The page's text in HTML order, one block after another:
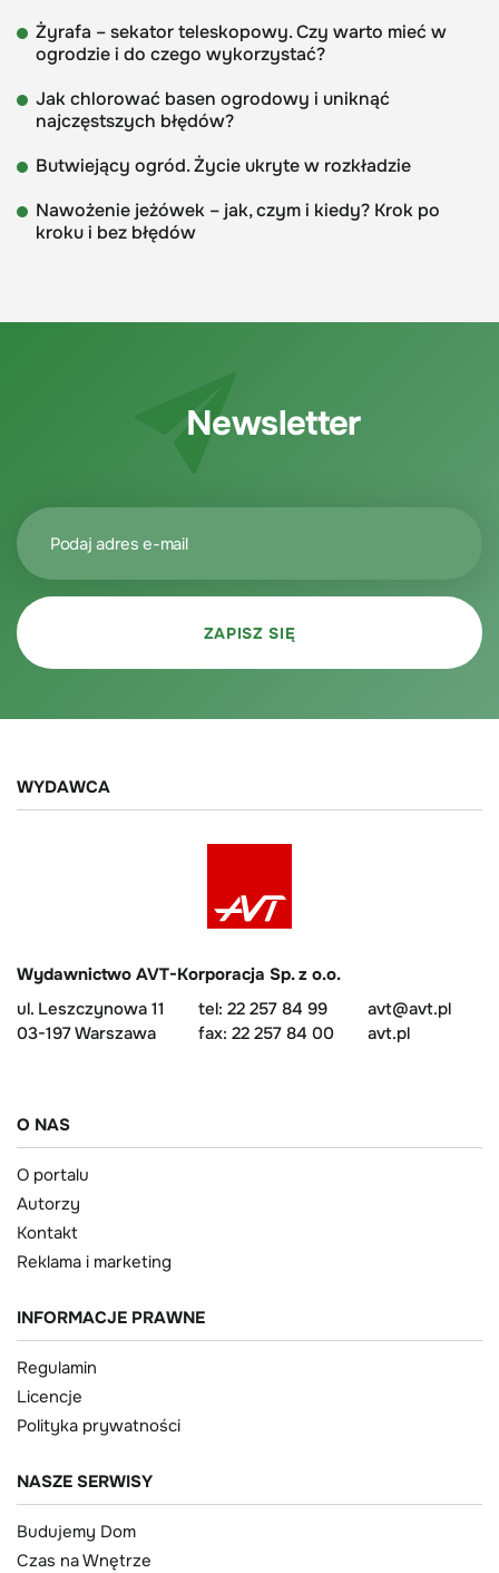
Żyrafa – sekator teleskopowy. Czy warto mieć w
ogrodzie i do czego wykorzystać?
Jak chlorować basen ogrodowy i uniknąć
najczęstszych błędów?
Butwiejący ogród. Życie ukryte w rozkładzie
Nawożenie jeżówek – jak, czym i kiedy? Krok po
kroku i bez błędów
Newsletter
WYDAWCA
Wydawnictwo AVT-Korporacja Sp. z o.o.
ul. Leszczynowa 11
03-197 Warszawa
tel: 22 257 84 99
fax: 22 257 84 00
avt@avt.pl
avt.pl
O NAS
O portalu
Autorzy
Kontakt
Reklama i marketing
INFORMACJE PRAWNE
Regulamin
Licencje
Polityka prywatności
NASZE SERWISY
Budujemy Dom
Czas na Wnętrze